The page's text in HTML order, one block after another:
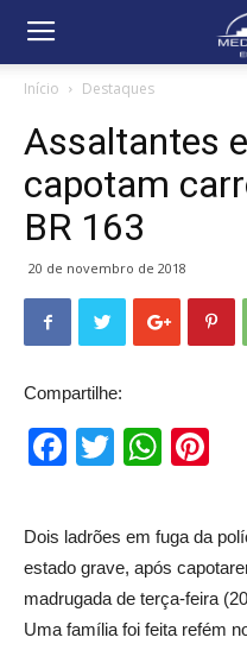
Início Destaques
Assaltantes
capotam
BR 163
20 de novembro de 2018
Compartilhe:
Facebook
Twitter
Dois ladrões em fuga da
estado grave, após
madrugada de terça-feira
Uma família foi feita refém